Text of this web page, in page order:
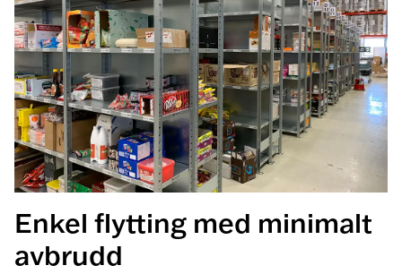
Enkel flytting med minimalt
avbrudd